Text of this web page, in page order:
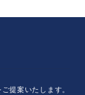
提案いたします。